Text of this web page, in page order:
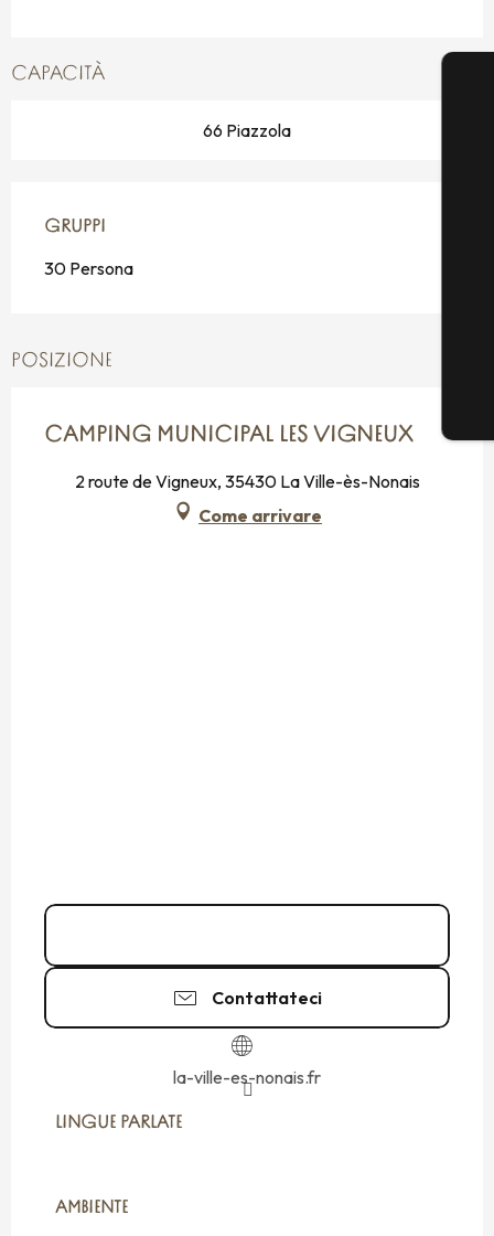
CAPACITÀ
66 Piazzola
GRUPPI
GRUPPI
30 Persona
POSIZIONE
CAMPING MUNICIPAL LES VIGNEUX
2 route de Vigneux, 35430 La Ville-ès-Nonais
Come arrivare
Contattateci
la-ville-es-nonais.fr
LINGUE PARLATE
LINGUE PARLATE
AMBIENTE
AMBIENTE